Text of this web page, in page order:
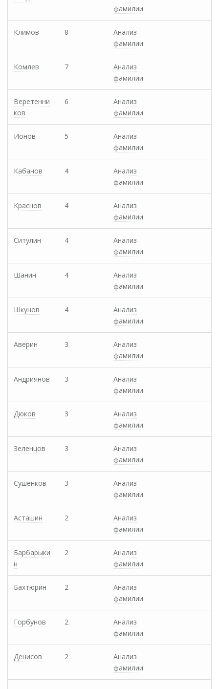
фамилии
Климов 8
Анализ
фамилии
Комлев 7
Анализ
фамилии
Веретенни
ков
6
Анализ
фамилии
Ионов 5
Анализ
фамилии
Кабанов 4
Анализ
фамилии
Краснов 4
Анализ
фамилии
Ситулин 4
Анализ
фамилии
Шанин 4
Анализ
фамилии
Шкунов 4
Анализ
фамилии
Аверин 3
Анализ
фамилии
Андриянов 3
Анализ
фамилии
Дюков 3
Анализ
фамилии
Зеленцов 3
Анализ
фамилии
Сушенков 3
Анализ
фамилии
Асташин 2
Анализ
фамилии
Барбарыки
н
2
Анализ
фамилии
Бахтюрин 2
Анализ
фамилии
Горбунов 2
Анализ
фамилии
Денисов 2
Анализ
фамилии